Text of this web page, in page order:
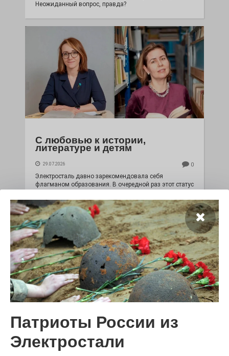
Неожиданный вопрос, правда?
С любовью к истории,
литературе и детям
29.07.2026 0
Электросталь давно зарекомендовала себя
флагманом образования. В очередной раз этот статус
Чувство Родины — одно на
всех
28.07.2026
Патриоты России из
Электростали